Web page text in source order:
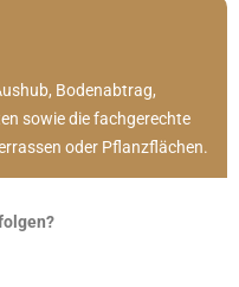
Bodenabtrag,
sowie die fachgerechte
oder Pflanzflächen.